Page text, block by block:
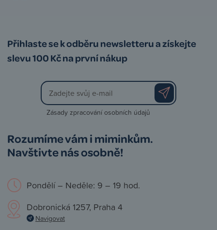
Přihlaste se k odběru newsletteru a získejte
slevu 100 Kč na první nákup
Zásady zpracování osobních údajů
Rozumíme vám i miminkům.
Navštivte nás osobně!
Pondělí – Neděle: 9 – 19 hod.
Dobronická 1257, Praha 4
Navigovat